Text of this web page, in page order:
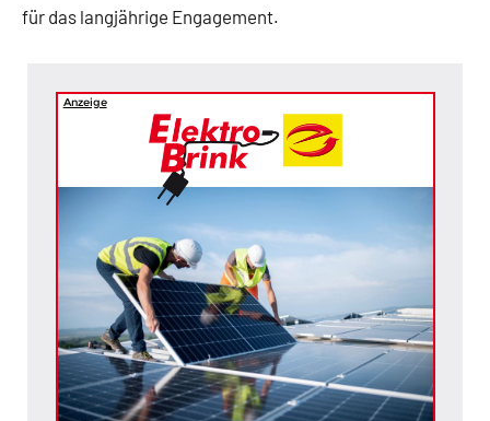
für das langjährige Engagement.
Anzeige